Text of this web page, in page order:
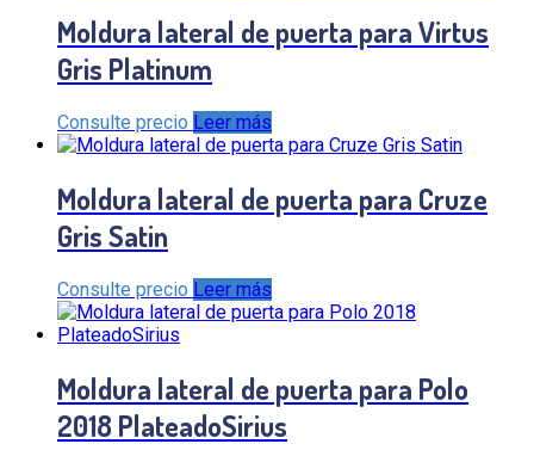
Moldura lateral de puerta para Virtus
Gris Platinum
Consulte precio Leer más
Moldura lateral de puerta para Cruze
Gris Satin
Consulte precio Leer más
Moldura lateral de puerta para Polo
2018 PlateadoSirius